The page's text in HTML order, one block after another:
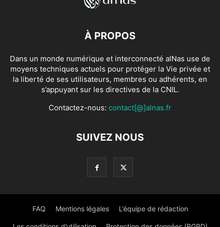
À PROPOS
Dans un monde numérique et interconnecté alNas use de
moyens techniques actuels pour protéger la Vie privée et
la liberté de ses utilisateurs, membres ou adhérents, en
s’appuyant sur les directives de la CNIL.
Contactez-nous: contact[@]alnas.fr
SUIVEZ NOUS
FAQ Mentions légales L’équipe de rédaction